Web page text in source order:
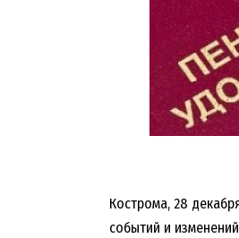
Кострома, 28
событий и